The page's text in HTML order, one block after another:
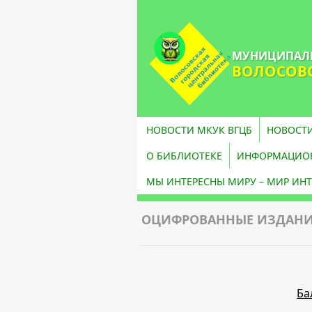
НОВОСТИ МКУК ВГЦБ
О БИБЛИОТЕКЕ
МЫ ИНТЕРЕСНЫ МИРУ – МИР
ОЦИФРОВАННЫЕ